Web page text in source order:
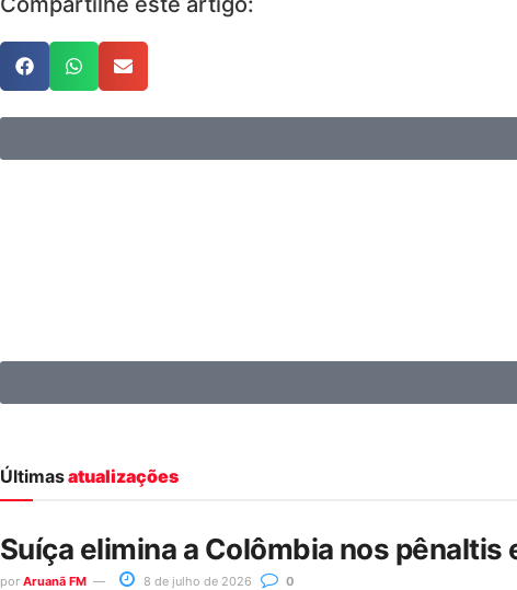
Últimasatualizações
Suíça elimina a Colômbia nos
por Aruanã FM 8 de julho de 2026 0